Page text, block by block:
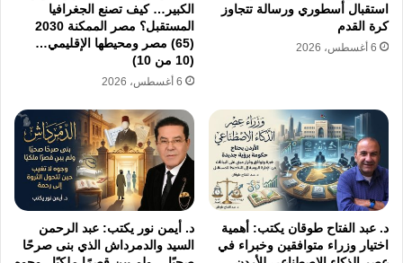
المصلحة الأكبر في شن هذه الحرب
والأحرص على استمرارها لأطول فترة
وربما يكون من الأدق أن نظلق عليها “حرب
نتنياهو”، لأنه سعى بنفسه على مدى عقدين كاملين
لجر الولايات المتحدة معه، نظرا لإدراكه التام عدم
قدرة “إسرائيل” على خوضها وحسمها بمفردها،
استقبال أسطوري ورسالة تتجاوز
كرة القدم
6 أغسطس، 2026
الكبير… كيف تصنع الجغرافيا
المستقبل؟ مصر الممكنة 2030
(65) مصر ومحيطها الإقليمي…
(10 من 10)
6 أغسطس، 2026
د. عبد الفتاح طوقان يكتب: أهمية
اختيار وزراء متوافقين وخبراء في
د. أيمن نور يكتب: عبد الرحمن
السيد والدمرداش الذي بنى صرحًا